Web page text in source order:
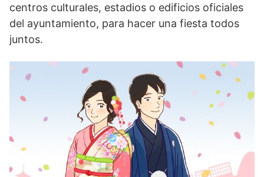
centros culturales, estadios o edificios oficiales
del ayuntamiento, para hacer una fiesta todos
juntos.